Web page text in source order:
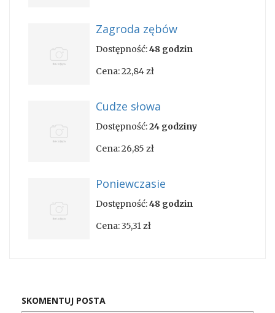
Zagroda zębów
Dostępność:48 godzin
Cena:22,84 zł
Cudze słowa
Dostępność:24 godziny
Cena:26,85 zł
Poniewczasie
Dostępność:48 godzin
Cena:35,31 zł
SKOMENTUJ POSTA